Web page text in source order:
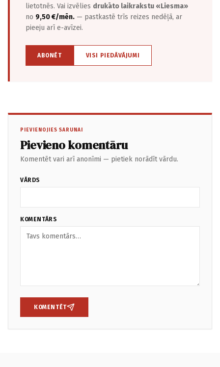
lietotnēs. Vai izvēlies drukāto laikrakstu «Liesma»
no 9,50 €/mēn. — pastkastē trīs reizes nedēļā, ar
pieeju arī e-avīzei.
ABONĒT VISI PIEDĀVĀJUMI
PIEVIENOJIES SARUNAI
Pievieno komentāru
Komentēt vari arī anonīmi — pietiek norādīt vārdu.
VĀRDS
KOMENTĀRS
KOMENTĒT